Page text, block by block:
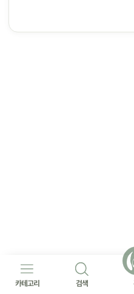
카테고리 검색